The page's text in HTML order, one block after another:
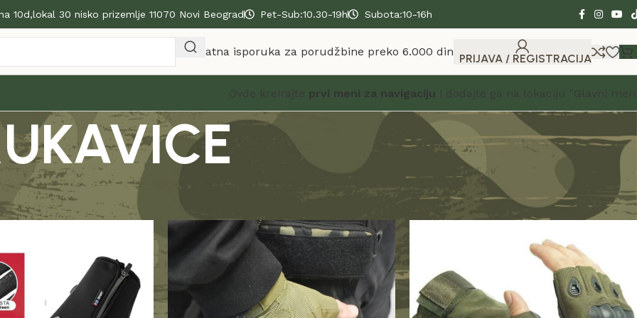
10d,lokal 30 nisko prizemlje 11070 Novi Beograd Pet-Sub:10.30-19h Subota:10-16h
Besplatna isporuka za porudžbine preko 6.000 din PRIJAVA / REGISTRACIJA
Ovde kreirajte prvi meni za navigaciju i dodajte ga na lokaciju "Glavni
RUKAVICE